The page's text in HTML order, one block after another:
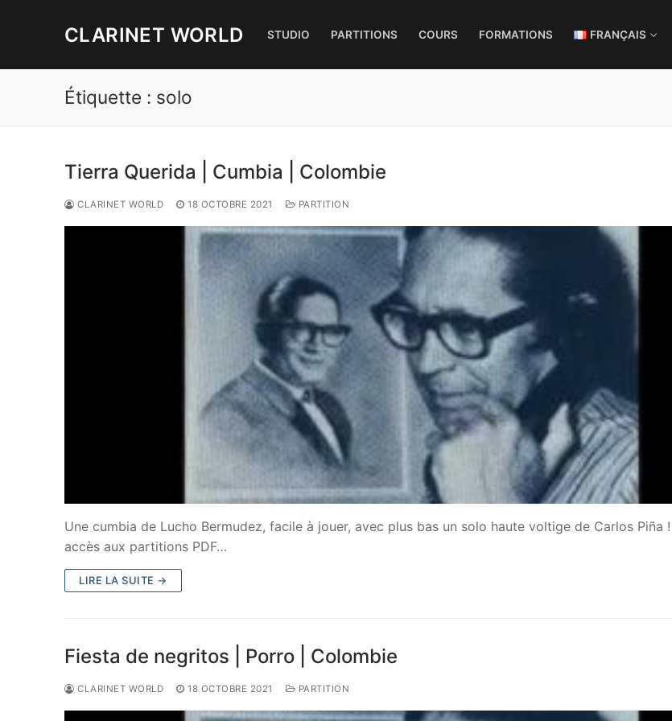
CLARINET WORLD STUDIO PARTITIONS COURS FORMATIONS FRANÇAIS
Étiquette : solo
Tierra Querida | Cumbia | Colombie
CLARINET WORLD 18 OCTOBRE 2021 PARTITION
Une cumbia de Lucho Bermudez, facile à jouer, avec plus bas un solo haute voltige de Carlos Piña
accès aux partitions PDF…
LIRE LA SUITE →
Fiesta de negritos | Porro | Colombie
CLARINET WORLD 18 OCTOBRE 2021 PARTITION